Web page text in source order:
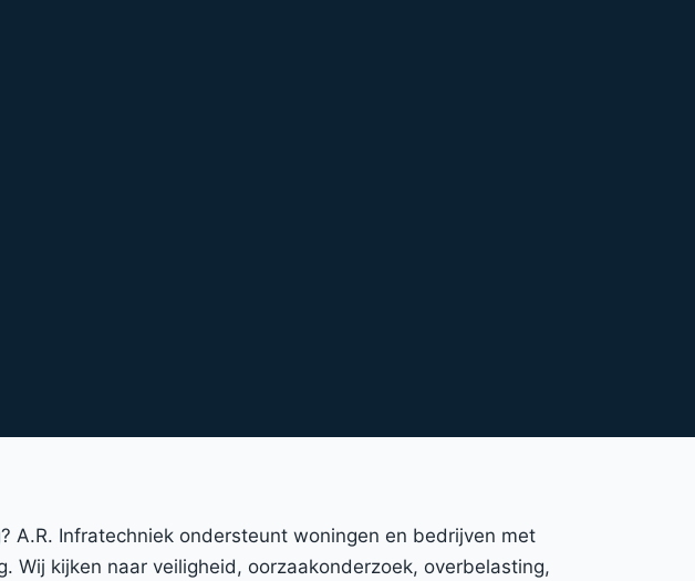
A.R. Infratechniek ondersteunt woningen en bedrijven met
Wij kijken naar veiligheid, oorzaakonderzoek, overbelasting,